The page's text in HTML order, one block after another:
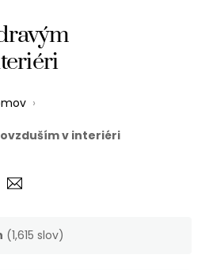
›
v interiéri
(1,615 slov)